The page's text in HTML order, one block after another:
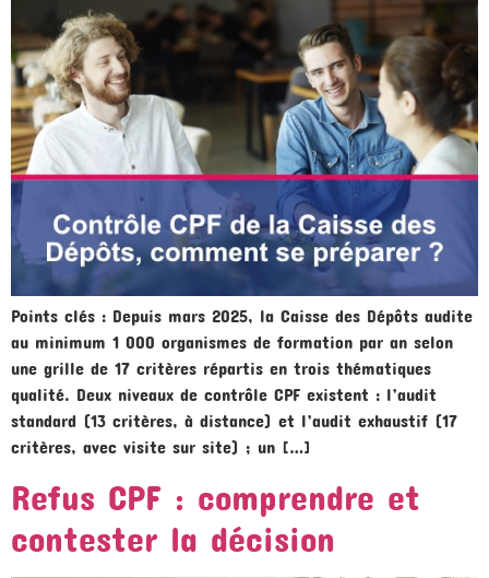
Points clés : Depuis mars 2025, la Caisse des Dépôts audite
au minimum 1 000 organismes de formation par an selon
une grille de 17 critères répartis en trois thématiques
qualité. Deux niveaux de contrôle CPF existent : l’audit
standard (13 critères, à distance) et l’audit exhaustif (17
critères, avec visite sur site) ; un […]
Refus CPF : comprendre et
contester la décision